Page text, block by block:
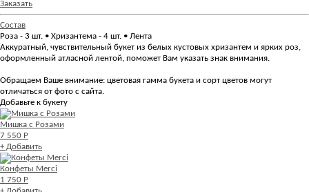
Заказать
Состав
Роза - 3 шт. • Хризантема - 4 шт. • Лента
Аккуратный, чувствительный букет из белых кустовых хризантем и ярких роз,
оформленный атласной лентой, поможет Вам указать знак внимания.
Обращаем Ваше внимание: цветовая гамма букета и сорт цветов могут
отличаться от фото с сайта.
Добавьте к букету
Мишка с Розами
7 550 Р
+ Добавить
Конфеты Merci
1 750 Р